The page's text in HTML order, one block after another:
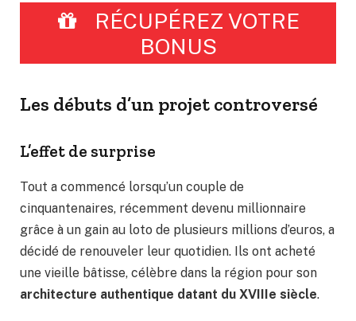
RÉCUPÉREZ VOTRE
BONUS
Les débuts d’un projet controversé
L’effet de surprise
Tout a commencé lorsqu’un couple de
cinquantenaires, récemment devenu millionnaire
grâce à un gain au loto de plusieurs millions d’euros, a
décidé de renouveler leur quotidien. Ils ont acheté
une vieille bâtisse, célèbre dans la région pour son
architecture authentique datant du XVIIIe siècle.